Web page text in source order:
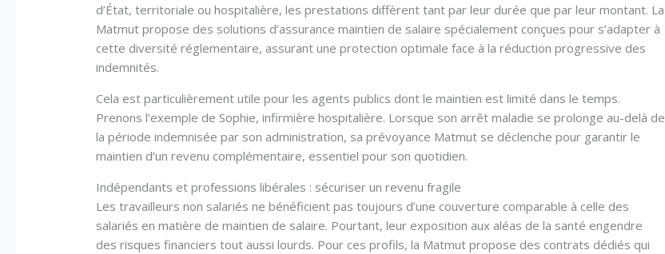
d’État, territoriale ou hospitalière, les prestations diffèrent tant par leur durée que par leur montant. La
Matmut propose des solutions d’assurance maintien de salaire spécialement conçues pour s’adapter à
cette diversité réglementaire, assurant une protection optimale face à la réduction progressive des
indemnités.
Cela est particulièrement utile pour les agents publics dont le maintien est limité dans le temps.
Prenons l’exemple de Sophie, infirmière hospitalière. Lorsque son arrêt maladie se prolonge au-delà de
la période indemnisée par son administration, sa prévoyance Matmut se déclenche pour garantir le
maintien d’un revenu complémentaire, essentiel pour son quotidien.
Indépendants et professions libérales : sécuriser un revenu fragile
Les travailleurs non salariés ne bénéficient pas toujours d’une couverture comparable à celle des
salariés en matière de maintien de salaire. Pourtant, leur exposition aux aléas de la santé engendre
des risques financiers tout aussi lourds. Pour ces profils, la Matmut propose des contrats dédiés qui